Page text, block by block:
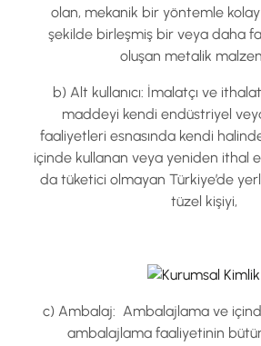
olan, mekanik bir yöntemle
şekilde birleşmiş bir veya daha
oluşan metalik
b) Alt kullanıcı: İmalatçı ve
maddeyi kendi endüstriyel
faaliyetleri esnasında kendi
içinde kullanan veya yeniden ithal
da tüketici olmayan Türkiye’de
tüzel kişiyi,
c) Ambalaj: Ambalajlama ve
ambalajlama faaliyetinin